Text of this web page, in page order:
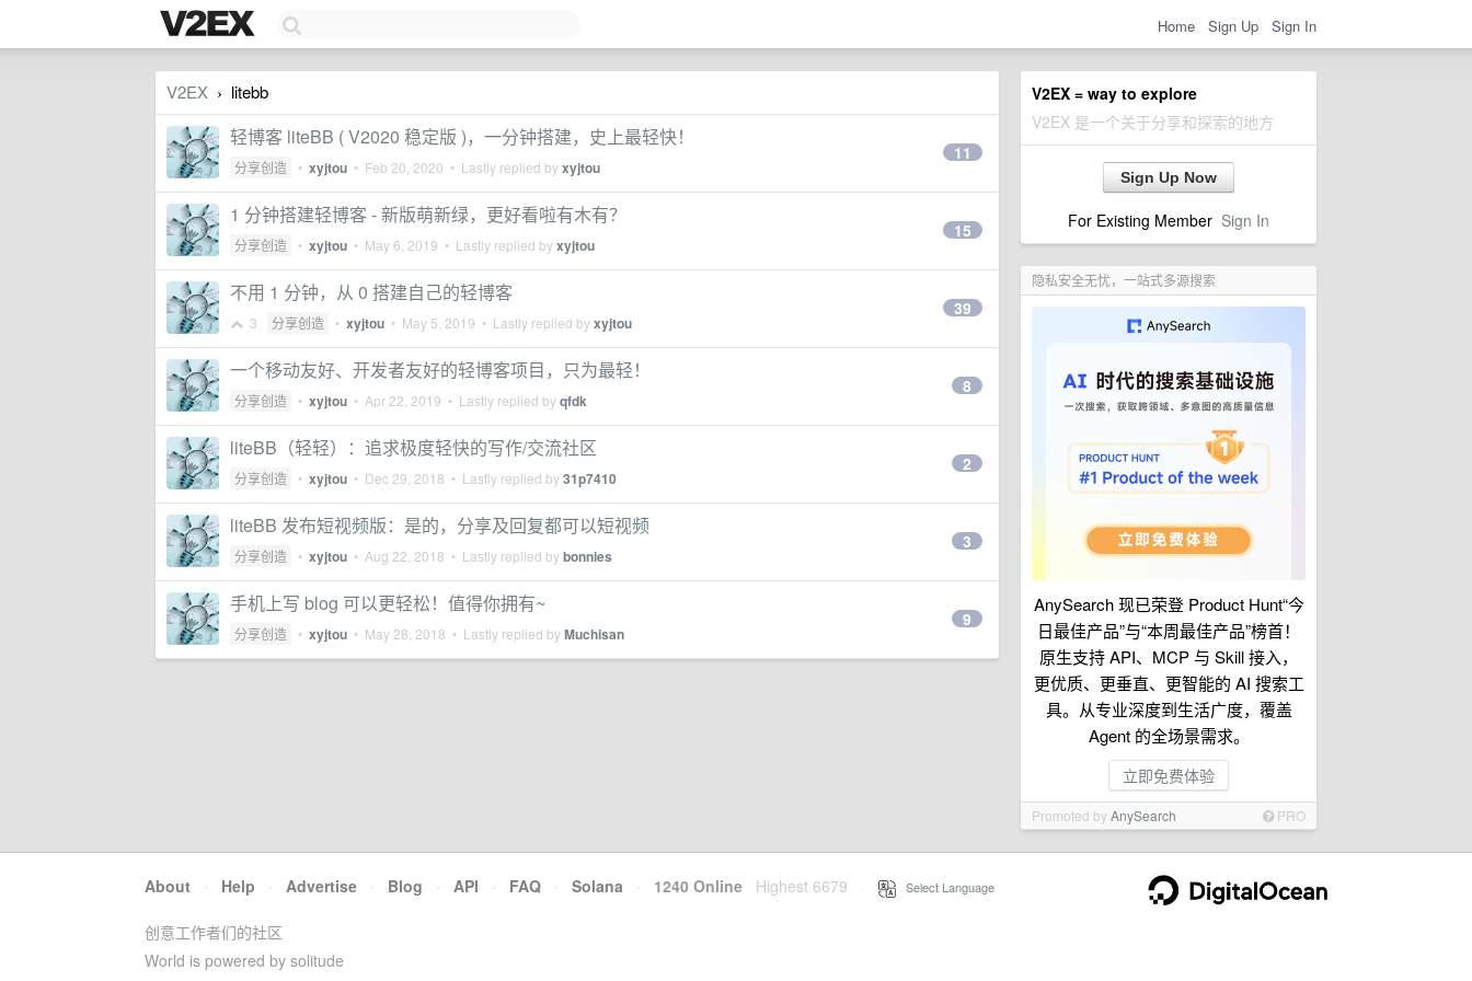
Home Sign Up Sign In
V2EX = way to explore
V2EX 是一个关于分享和探索的地方
Sign Up Now
For Existing Member Sign In
隐私安全无忧，一站式多源搜索
AnySearch 现已荣登 Product Hunt“今
日最佳产品”与“本周最佳产品”榜首！
原生支持 API、MCP 与 Skill 接入，
更优质、更垂直、更智能的 AI 搜索工
具。从专业深度到生活广度，覆盖
Agent 的全场景需求。
立即免费体验
Promoted byAnySearch PRO
V2EX › litebb
轻博客 liteBB ( V2020 稳定版 )，一分钟搭建，史上最轻快！
分享创造 • xyjtou • Feb 20, 2020 • Lastly replied byxyjtou
11
1 分钟搭建轻博客 - 新版萌新绿，更好看啦有木有？
分享创造 • xyjtou • May 6, 2019 • Lastly replied byxyjtou
15
不用 1 分钟，从 0 搭建自己的轻博客
3 分享创造 • xyjtou • May 5, 2019 • Lastly replied byxyjtou
39
一个移动友好、开发者友好的轻博客项目，只为最轻！
分享创造 • xyjtou • Apr 22, 2019 • Lastly replied byqfdk
8
liteBB（轻轻）：追求极度轻快的写作/交流社区
分享创造 • xyjtou • Dec 29, 2018 • Lastly replied by31p7410
2
liteBB 发布短视频版：是的，分享及回复都可以短视频
分享创造 • xyjtou • Aug 22, 2018 • Lastly replied bybonnies
3
手机上写 blog 可以更轻松！值得你拥有~
分享创造 • xyjtou • May 28, 2018 • Lastly replied byMuchisan
9
About · Help · Advertise · Blog · API · FAQ · Solana · 1240 Online Highest 6679 Select Language
创意工作者们的社区
World is powered by solitude